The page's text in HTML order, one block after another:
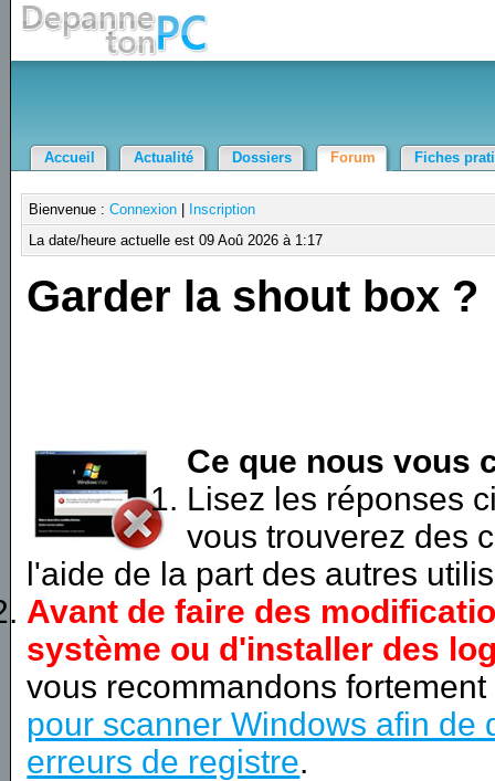
Accueil Actualité Dossiers Forum Fiches
Bienvenue :Connexion
Inscription
La date/heure actuelle est 09 Aoû 2026 à 1:17
Garder la shout box ?
Ce que nous vous
Lisez les réponses
vous trouverez des
l'aide de la part des autres
Avant de faire des
système ou d'installer des
vous recommandons
pour scanner Windows afin de
erreurs de registre.